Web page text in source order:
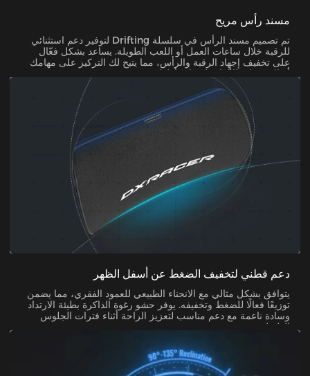
مسند رأس مريح
تم تصميم مسند الرأس في سلسلة Drifting لتوفير دعم استثنائي
للرقبة خلال ساعات العمل أو اللعب الطويلة. يساعد بشكل فعّال
على تخفيف إجهاد الرقبة والرأس، مما يتيح لك التركيز على مهامك
أو الاستمتاع بالألعاب لفترات أطول.
دعم قطني لتخفيف الضغط عن أسفل الظهر
يتوافق بشكل مثالي مع الانحناء الطبيعي للعمود الفقري، مما يضمن
توزيعًا فعالًا للضغط وتخفيفه. يوفر حشو رغوة الذاكرة بطيئة الارتداد
وسادة ناعمة مع دعم مناسب لتعزيز الراحة أثناء فترات الجلوس
الطويلة.